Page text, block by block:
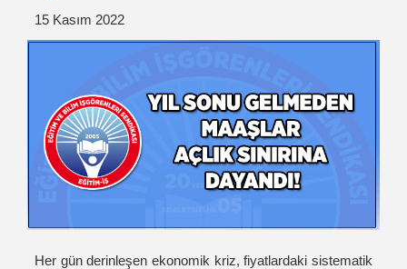
15 Kasım 2022
Her gün derinleşen ekonomik kriz, fiyatlardaki sistematik